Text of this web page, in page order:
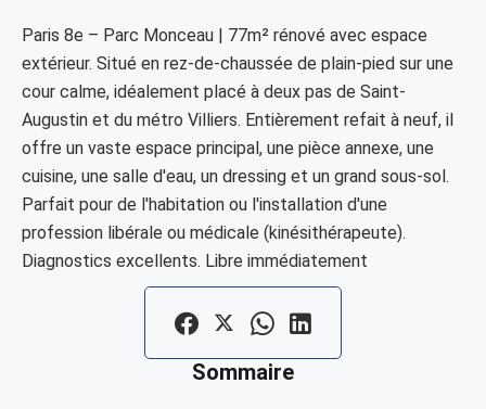
Paris 8e – Parc Monceau | 77m² rénové avec espace
extérieur. Situé en rez-de-chaussée de plain-pied sur une
cour calme, idéalement placé à deux pas de Saint-
Augustin et du métro Villiers. Entièrement refait à neuf, il
offre un vaste espace principal, une pièce annexe, une
cuisine, une salle d'eau, un dressing et un grand sous-sol.
Parfait pour de l'habitation ou l'installation d'une
profession libérale ou médicale (kinésithérapeute).
Diagnostics excellents. Libre immédiatement
Sommaire